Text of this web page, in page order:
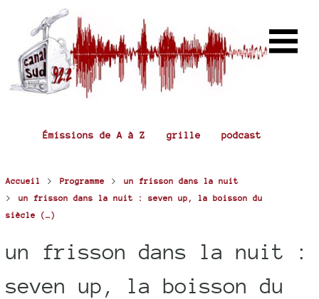
Émissions de A à Z grille podcast
Accueil > Programme > un frisson dans la nuit
>
un frisson dans la nuit : seven up, la boisson du
siècle (…)
un frisson dans la nuit :
seven up, la boisson du